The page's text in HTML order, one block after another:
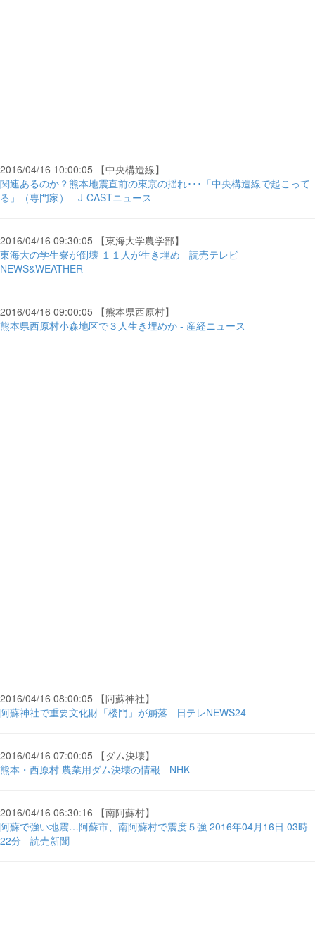
2016/04/16 10:00:05 【中央構造線】
関連あるのか？熊本地震直前の東京の揺れ･･･「中央構造線で起こって
る」（専門家） - J-CASTニュース
2016/04/16 09:30:05 【東海大学農学部】
東海大の学生寮が倒壊 １１人が生き埋め - 読売テレビ
NEWS&WEATHER
2016/04/16 09:00:05 【熊本県西原村】
熊本県西原村小森地区で３人生き埋めか - 産経ニュース
2016/04/16 08:00:05 【阿蘇神社】
阿蘇神社で重要文化財「楼門」が崩落 - 日テレNEWS24
2016/04/16 07:00:05 【ダム決壊】
熊本・西原村 農業用ダム決壊の情報 - NHK
2016/04/16 06:30:16 【南阿蘇村】
阿蘇で強い地震…阿蘇市、南阿蘇村で震度５強 2016年04月16日 03時
22分 - 読売新聞